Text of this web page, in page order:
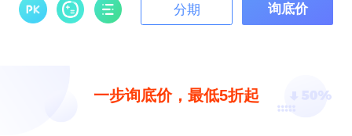
分期 询底价
一步询底价，最低5折起